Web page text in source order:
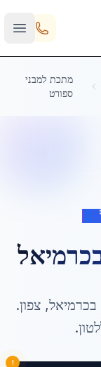
מתכת למבני
ספורט
כרמיאל
בכרמיאל,צפון.
לטון.
!